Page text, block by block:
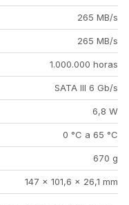
265 MB/s
265 MB/s
1.000.000 horas
SATA III 6 Gb/s
6,8 W
0 °C a 65 °C
670 g
147 × 101,6 × 26,1 mm